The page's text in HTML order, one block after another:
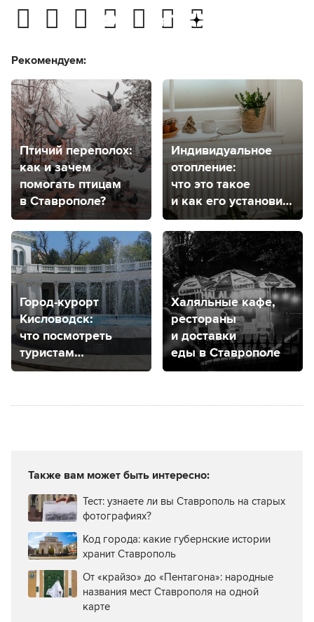
Рекомендуем:
Птичий переполох:
как и зачем
помогать птицам
в Ставрополе?
Индивидуальное
отопление:
что это такое
и как его установить
в Ставрополе?
Город-курорт
Кисловодск:
что посмотреть
туристам
и где остановиться
Халяльные кафе,
рестораны
и доставки
еды в Ставрополе
Также вам может быть интересно:
Тест: узнаете ли вы Ставрополь на старых
фотографиях?
Код города: какие губернские истории
хранит Ставрополь
От «крайзо» до «Пентагона»: народные
названия мест Ставрополя на одной
карте